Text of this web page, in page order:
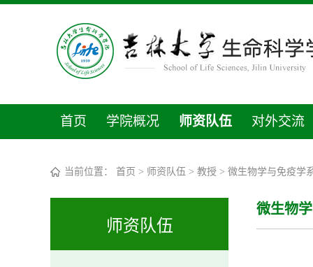
首页 学院概况 师资队伍 对外交流
当前位置： 首页 > 师资队伍 > 教授 > 微生物学与免疫学
师资队伍
微生物